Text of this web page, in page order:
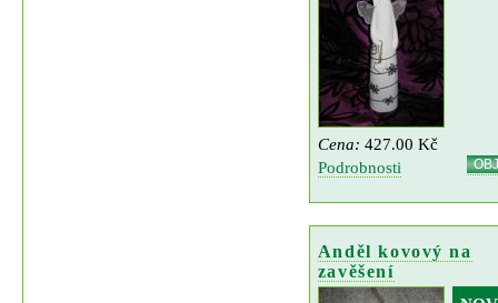
Cena: 427.00 Kč
Podrobnosti
Anděl kovový na
zavěšení